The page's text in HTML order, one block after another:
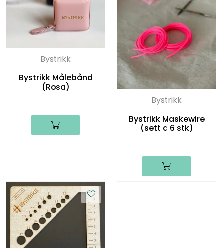
Bystrikk
Bystrikk Målebånd
(Rosa)
Bystrikk
Bystrikk Maskewire
(sett a 6 stk)